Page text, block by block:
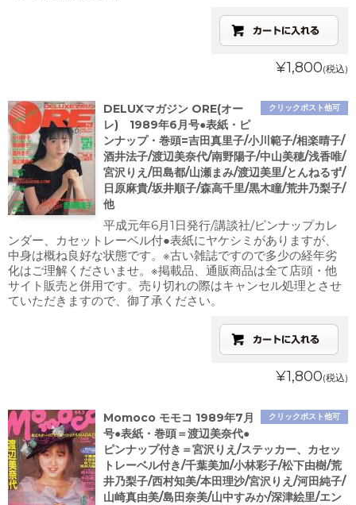
¥1,800(税込)
クリックポスト他可
DELUXマガジン ORE(オー
レ) 1989年6月号●表紙・ピ
ンナップ・巻頭=吉田真里子/小川範子/相楽晴子/
酒井法子/渡辺美奈代/南野陽子/中山美穂/浅香唯/
宮沢りえ/田島都/山瀬まみ/渡辺美里/とんねるず/
日原麻貴/坂井順子/森高千里/黒木瞳/荒井乃梨子/
他
平成元年6月1日発行/講談社/ピンナップカレ
ンダー、カセットレーベル付●表紙にヤケシミがありますが、
中身は概ね良好な状態です。※古い雑誌ですので多少の経年劣
化はご理解くださいませ。※掲載品、通販商品は全て店頭・他
サイト販売と併用です。売り切れの際はキャンセル処理とさせ
ていただきますので、御了承ください。
¥1,800(税込)
クリックポスト他可
Momoco モモコ 1989年7月
号●表紙・巻頭＝渡辺美奈代●
ピンナップ付き＝宮沢りえ/ステッカー、カセッ
トレーベル付き/千葉美加/小林彩子/松下由樹/荒
井乃梨子/西村知美/本田理沙/宮沢りえ/河田純子/
山崎真由美/島田奈美/山中すみか/深津絵里/エン